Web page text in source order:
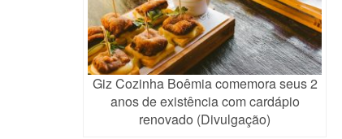
Giz Cozinha Boêmia comemora seus 2
anos de existência com cardápio
renovado (Divulgação)